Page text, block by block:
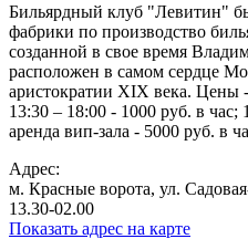
Бильярдный клуб "Левитин"
фабрики по производство
созданной в свое время
расположен в самом сердце
аристократии XIX века. Цены
13:30 – 18:00 - 1000 руб. в час;
аренда вип-зала - 5000 руб. в
Адрес:
м. Красные ворота, ул.
13.30-02.00
Показать адрес на карте